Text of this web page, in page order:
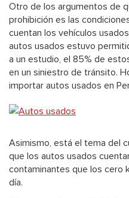
Otro de los argumentos de
prohibición es las
cuentan los vehículos
autos usados estuvo
a un estudio, el 85% de
en un siniestro de tránsito.
importar autos usados en
Asimismo, está el tema del
que los autos usados
contaminantes que los cero
día.